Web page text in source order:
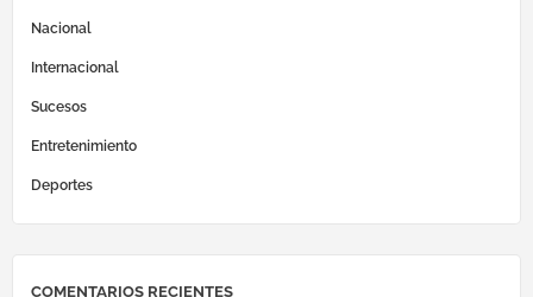
Nacional
Internacional
Sucesos
Entretenimiento
Deportes
COMENTARIOS RECIENTES